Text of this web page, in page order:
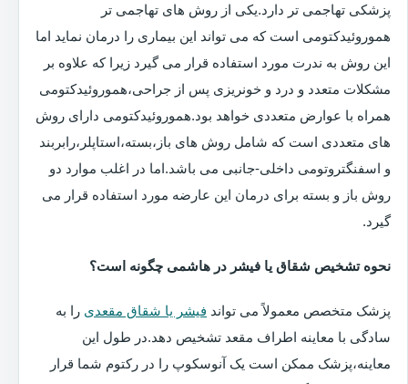
پزشکی تهاجمی تر دارد.یکی از روش های تهاجمی تر
هموروئیدکتومی است که می تواند این بیماری را درمان نماید اما
این روش به ندرت مورد استفاده قرار می گیرد زیرا که علاوه بر
مشکلات متعدد و درد و خونریزی پس از جراحی،هموروئیدکتومی
همراه با عوارض متعددی خواهد بود.هموروئیدکتومی دارای روش
های متعددی است که شامل روش های باز،بسته،استاپلر،رابربند
و اسفنگتروتومی داخلی-جانبی می باشد.اما در اغلب موارد دو
روش باز و بسته برای درمان این عارضه مورد استفاده قرار می
گیرد.
نحوه تشخیص شقاق یا فیشر در هاشمی چگونه است؟
پزشک متخصص معمولاً می تواند فیشر یا شقاق مقعدی را به
سادگی با معاینه اطراف مقعد تشخیص دهد.در طول این
معاینه،پزشک ممکن است یک آنوسکوپ را در رکتوم شما قرار